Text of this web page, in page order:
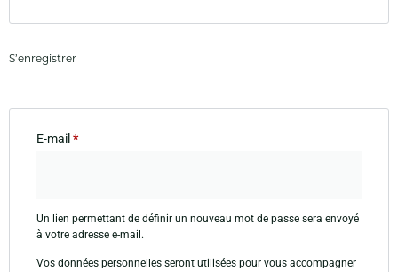
S’enregistrer
E-mail *
Un lien permettant de définir un nouveau mot de passe sera envoyé
à votre adresse e-mail.
Vos données personnelles seront utilisées pour vous accompagner